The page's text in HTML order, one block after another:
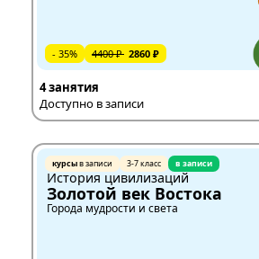
- 35% 4400 ₽ 2860 ₽
4 занятия
Доступно в записи
курсыв записи 3-7 класс в записи
История цивилизаций
Золотой век Востока
Города мудрости и света